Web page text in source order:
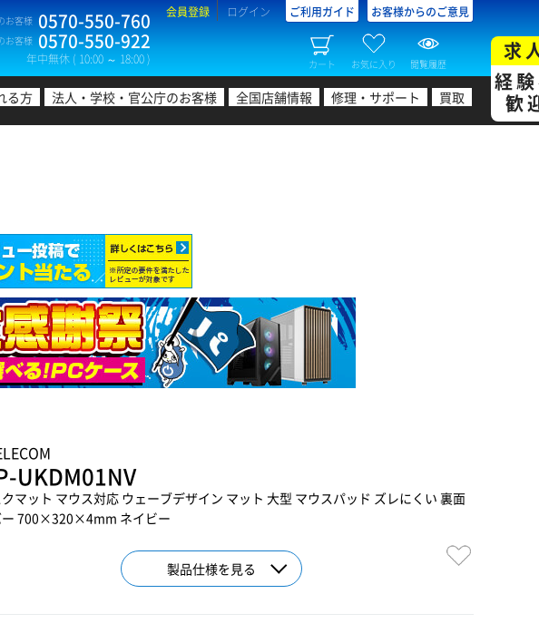
お客様 0570-550-760
お客様 0570-550-922
年中無休 ( 10:00 ～ 18:00 )
会員登録 ログイン ご利用ガイド お客様からのご意見
カート お気に入り 閲覧履歴
る方 法人・学校・官公庁のお客様 全国店舗情報 修理・サポート 買取
求
経
歓
UKDM01NV
マット マウス対応 ウェーブデザイン マット 大型 マウスパッド ズレにくい 裏面
ー 700×320×4mm ネイビー
製品仕様を見る